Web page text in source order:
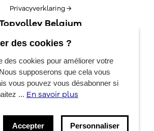
Privacyverklaring →
Belgium
Over TopVolleyBelgium →
Lotto Cup Finals →
EuroVolleyCenter
Réservations →
des cookies ?
des cookies pour améliorer votre
supposerons que cela vous
vous pouvez vous désabonner si
... En savoir plus
Accepter Personnaliser